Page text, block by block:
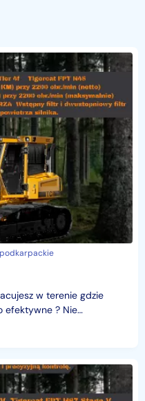
w terenie gdzie
efektywne ? Nie
TCI 920.Opi